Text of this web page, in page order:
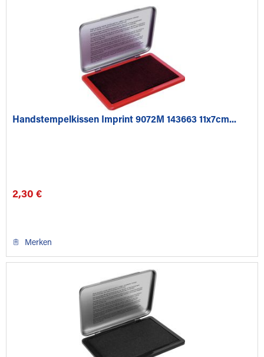
Handstempelkissen Imprint 9072M 143663 11x7cm...
2,30 €
Merken